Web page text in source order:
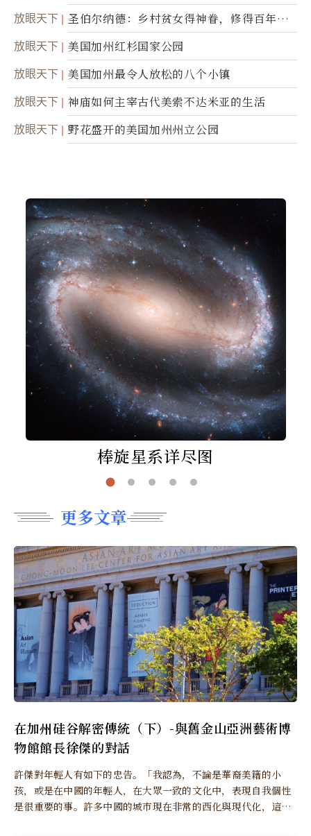
灵
放眼天下
圣伯尔纳德：乡村贫女得神眷，修得百年不
腐身
放眼天下 美国加州红杉国家公园
放眼天下 美国加州最令人放松的八个小镇
放眼天下 神庙如何主宰古代美索不达米亚的生活
放眼天下 野花盛开的美国加州州立公园
棒旋星系详尽图
更多文章
在加州硅谷解密傳統（下）-與舊金山亞洲藝術博
物館館長徐傑的對話
許傑對年輕人有如下的忠告。「我認為，不論是華裔美籍的小
孩，或是在中國的年輕人，在大眾一致的文化中，表現自我個性
是很重要的事。許多中國的城市現在非常的西化與現代化，這很